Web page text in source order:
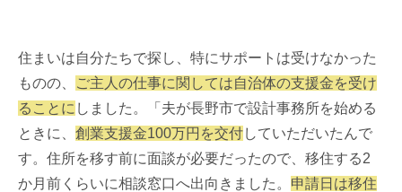
住まいは自分たちで探し、特にサポートは受けなかった
ものの、
ご主人の仕事に関しては自治体の支援金を受け
ることに しました。「夫が長野市で設計事務所を始める
ときに、 創業支援金100万円を交付していただいたんで
す。住所を移す前に面談が必要だったので、移住する2
か月前くらいに相談窓口へ出向きました。 申請日は移住